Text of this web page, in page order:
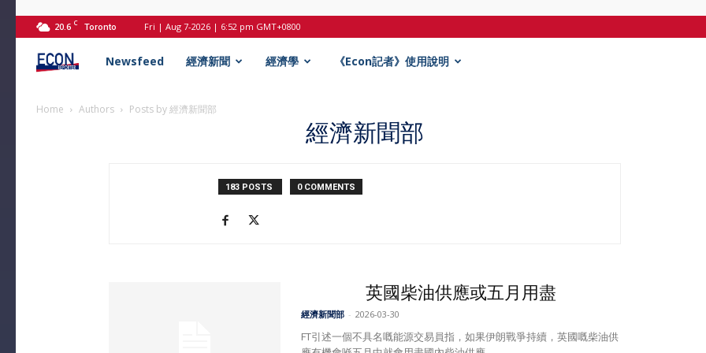
20.6 C Toronto Fri | Aug 7-2026 | 6:52 pm GMT+0800
Econ
記
Newsfeed 經濟新聞 經濟學 《Econ記者》使用說明
Home Authors Posts by 經濟新聞部
經濟新聞部
183 POSTS 0 COMMENTS
英國柴油供應或五月用盡
經濟新聞部 - 2026-03-30
FT引述一個不具名嘅能源交易員指，如果伊朗戰爭持續，英國嘅柴油供